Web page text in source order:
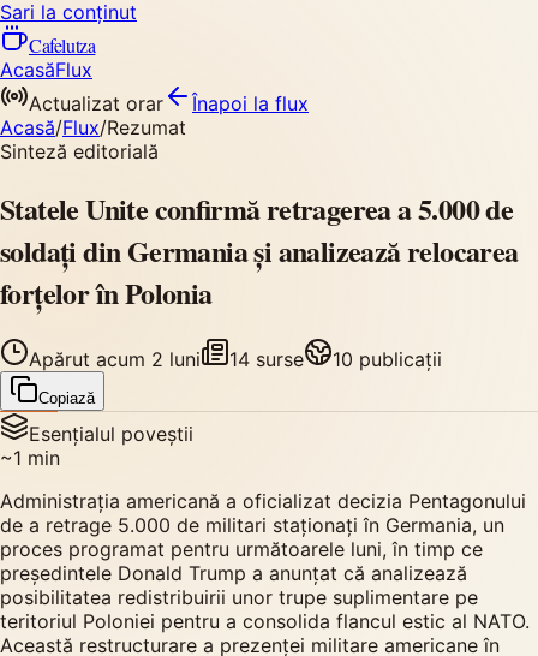
Sari la conținut
Cafelutza
AcasăFlux
Actualizat orar
Înapoi la flux
Acasă/Flux/Rezumat
Sinteză editorială
Statele Unite confirmă retragerea a 5.000 de
soldați din Germania și analizează relocarea
forțelor în Polonia
Apărut acum 2 luni 14 surse 10 publicații
Copiază
Esențialul poveștii
~1 min
Administrația americană a oficializat decizia Pentagonului
de a retrage 5.000 de militari staționați în Germania, un
proces programat pentru următoarele luni, în timp ce
președintele Donald Trump a anunțat că analizează
posibilitatea redistribuirii unor trupe suplimentare pe
teritoriul Poloniei pentru a consolida flancul estic al NATO.
Această restructurare a prezenței militare americane în